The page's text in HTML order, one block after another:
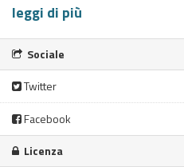
leggi di più
Sociale
Twitter
Facebook
Licenza